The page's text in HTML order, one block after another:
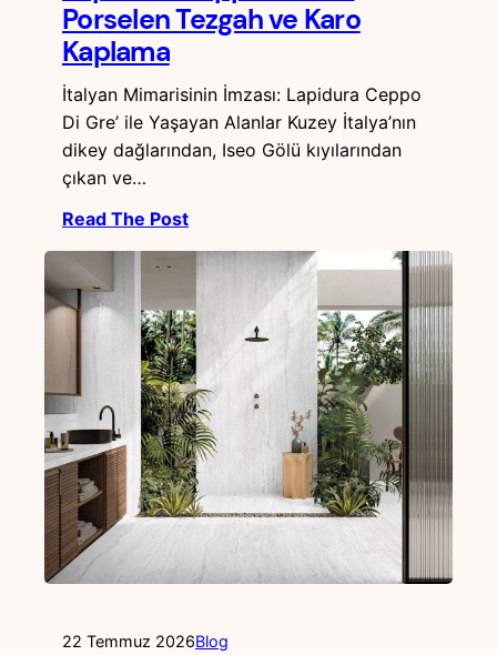
Porselen Tezgah ve Karo
Kaplama
İtalyan Mimarisinin İmzası: Lapidura Ceppo
Di Gre’ ile Yaşayan Alanlar Kuzey İtalya’nın
dikey dağlarından, Iseo Gölü kıyılarından
çıkan ve…
Read The Post
22 Temmuz 2026Blog